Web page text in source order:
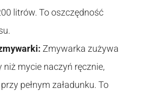
litrów. To oszczędność
Zmywarka zużywa
niż mycie naczyń ręcznie,
pełnym załadunku. To